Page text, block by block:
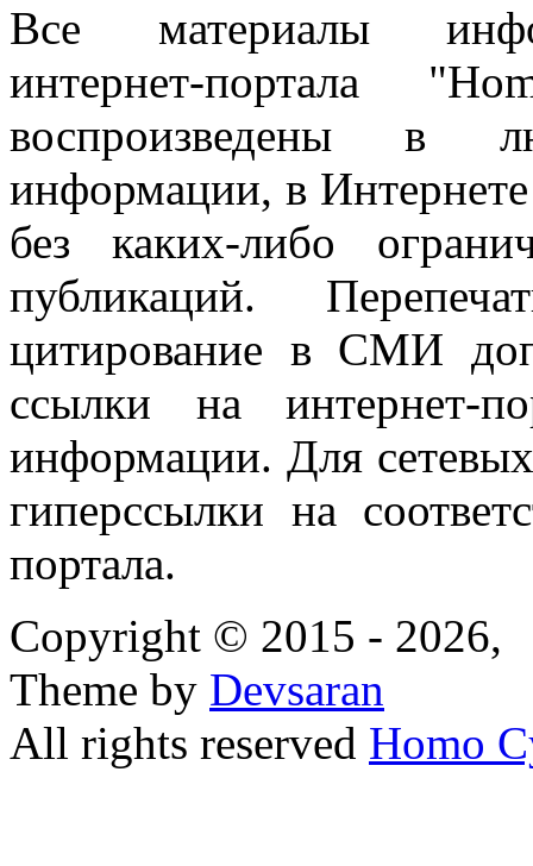
Все материалы
интернет-портала
воспроизведены в
информации, в
без каких-либо
публикаций.
цитирование в СМИ
ссылки на интернет-
информации. Для
гиперссылки на
портала.
Copyright © 2015 - 2026,
Theme by Devsaran
All rights reserved Homo